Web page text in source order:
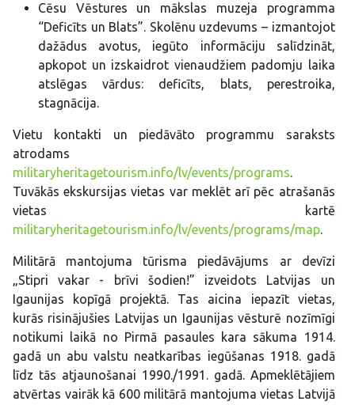
Cēsu Vēstures un mākslas muzeja programma
“Deficīts un Blats”. Skolēnu uzdevums – izmantojot
dažādus avotus, iegūto informāciju salīdzināt,
apkopot un izskaidrot vienaudžiem padomju laika
atslēgas vārdus: deficīts, blats, perestroika,
stagnācija.
Vietu kontakti un piedāvāto programmu saraksts
atrodams
militaryheritagetourism.info/lv/events/programs.
Tuvākās ekskursijas vietas var meklēt arī pēc atrašanās
vietas kartē
militaryheritagetourism.info/lv/events/programs/map.
Militārā mantojuma tūrisma piedāvājums ar devīzi
„Stipri vakar - brīvi šodien!” izveidots Latvijas un
Igaunijas kopīgā projektā. Tas aicina iepazīt vietas,
kurās risinājušies Latvijas un Igaunijas vēsturē nozīmīgi
notikumi laikā no Pirmā pasaules kara sākuma 1914.
gadā un abu valstu neatkarības iegūšanas 1918. gadā
līdz tās atjaunošanai 1990./1991. gadā. Apmeklētājiem
atvērtas vairāk kā 600 militārā mantojuma vietas Latvijā